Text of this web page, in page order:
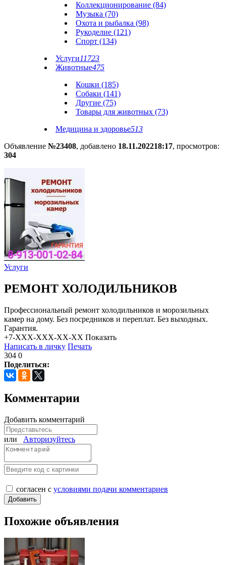
Коллекционирование (84)
Музыка (70)
Охота и рыбалка (98)
Рукоделие (121)
Спорт (134)
Услуги11723
Животные475
Кошки (185)
Собаки (141)
Другие (75)
Товары для животных (73)
Медицина и здоровье513
Объявление №23408, добавлено 18.11.202218:17, просмотров:
304
Услуги
РЕМОНТ ХОЛОДИЛЬНИКОВ
Профессиональный ремонт холодильников и морозильных
камер на дому. Без посредников и переплат. Без выходных.
Гарантия.
+7-XXX-XXX-XX-XX Показать
Написать в личку Печать
304 0
Поделиться:
Комментарии
Добавить комментарий
или Авторизуйтесь
согласен с условиями подачи комментариев
Похожие объявления